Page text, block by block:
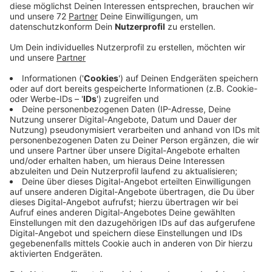
Veröffentlicht: Mittwoch, 22.01.2020 11:49
Anzeige
Der Allwetterzoo Münster ist stolz auf seine erste
Nachzucht des neuen Jahrzehnts in seinem
Schildkrötenzentrum. Er ist damit weltweit der
zweiterfolgreichste Züchter dieser stark bedrohten
Art. Es handelt sich um eine Sulawesi Erdschildkröte.
Der Bestand ist weltweit als kritisch und vom
Aussterben bedroht eingestuft. Insgesamt sind nur
115 Nachzuchten bekannt. Das Tier im Allwetterzoo
ist Nummer 116. Der Zoo in Münster ist eine von zwei
Einrichtungen in Europa, die diese Art hält.
Anzeige